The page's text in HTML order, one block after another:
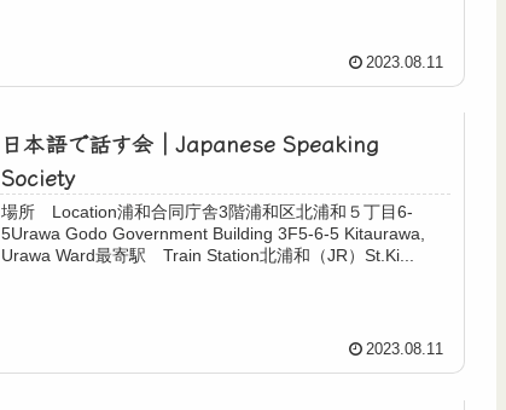
2023.08.11
日本語で話す会｜Japanese Speaking
Society
場所 Location浦和合同庁舎3階浦和区北浦和５丁目6-
5Urawa Godo Government Building 3F5-6-5 Kitaurawa,
Urawa Ward最寄駅 Train Station北浦和（JR）St.Ki...
2023.08.11